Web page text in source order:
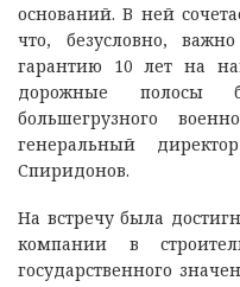
оснований. В ней
что, безусловно,
гарантию 10 лет на
дорожные полосы
большегрузного
генеральный
Спиридонов.
На встречу была
компании в
государственного